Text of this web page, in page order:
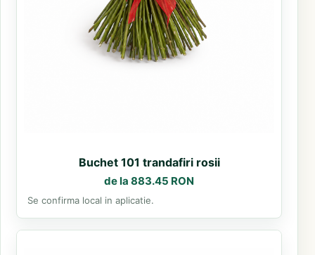
Buchet 101 trandafiri rosii
de la 883.45 RON
Se confirma local in aplicatie.